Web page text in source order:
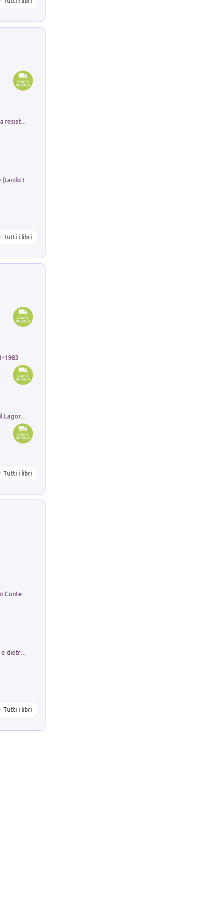
Memorial Santa Giulia. Sculture per la resistenza Monchio di Palagano
Tutti i libri
1983
Tutti i libri
in alto! Livello A1. Con CD-Audio. Con Contenuto digitale per accesso on line
Tutti i libri